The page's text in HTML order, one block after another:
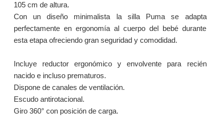
105 cm de altura.
Con un diseño minimalista la silla Puma se adapta
perfectamente en ergonomía al cuerpo del bebé durante
esta etapa ofreciendo gran seguridad y comodidad.
Incluye reductor ergonómico y envolvente para recién
nacido e incluso prematuros.
Dispone de canales de ventilación.
Escudo antirotacional.
Giro 360° con posición de carga.